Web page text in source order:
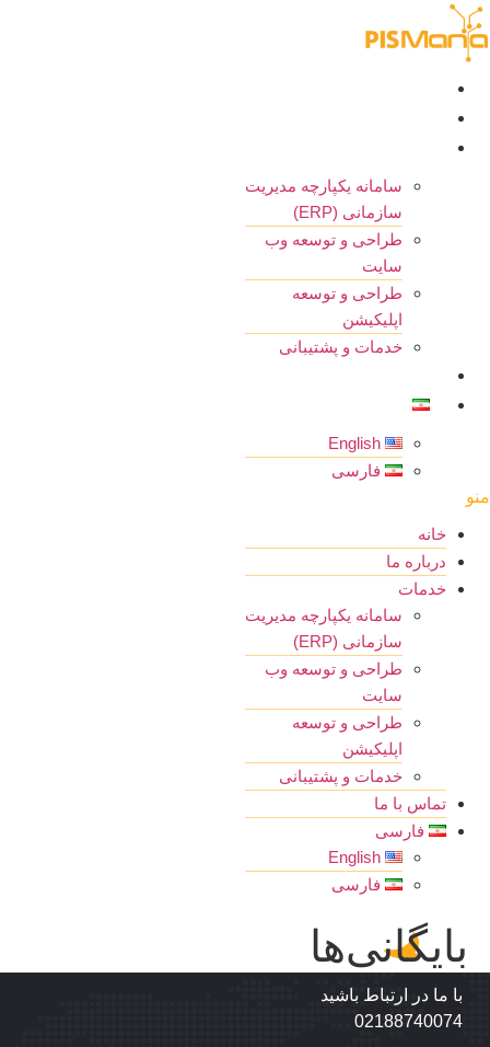
سامانه یکپارچه مدیریت
سازمانی (ERP)
طراحی و توسعه وب
سایت
طراحی و توسعه
اپلیکیشن
خدمات و پشتیبانی
English
فارسی
خانه
درباره ما
خدمات
سامانه یکپارچه مدیریت
سازمانی (ERP)
طراحی و توسعه وب
سایت
طراحی و توسعه
اپلیکیشن
خدمات و پشتیبانی
تماس با ما
فارسی
English
فارسی
با ما در ارتباط باشید
02188740074
بایگانی‌ها